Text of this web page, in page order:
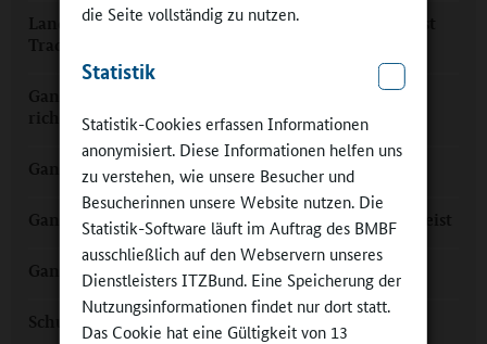
die Seite vollständig zu nutzen.
Statistik
Statistik-Cookies erfassen Informationen
anonymisiert. Diese Informationen helfen uns
zu verstehen, wie unsere Besucher und
Besucherinnen unsere Website nutzen. Die
Statistik-Software läuft im Auftrag des BMBF
ausschließlich auf den Webservern unseres
Dienstleisters ITZBund. Eine Speicherung der
Nutzungsinformationen findet nur dort statt.
Das Cookie hat eine Gültigkeit von 13
Landkreis Marburg-Biedenkopf: Ganztagsangebot ist
Tradition
Ganztag im Lahn-Dill-Kreis: „Die Strukturen sind
richtig gut“
Ganztag mit „Förderung nach oben“
Ganztagsangebot mit Drei-Gänge-Menü und Teamgeist
Ganztags miteinander im Austausch
Schule am Budenberg: Bestmöglich fördern